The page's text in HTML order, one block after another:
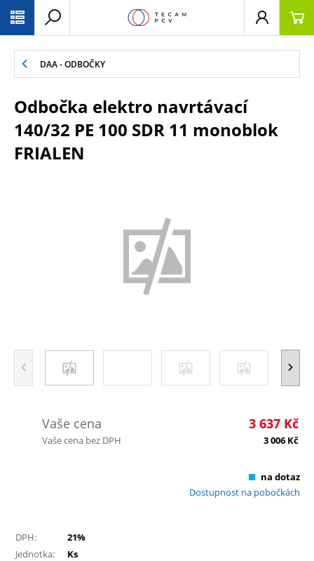
DAA - ODBOČKY
Odbočka elektro navrtávací
140/32 PE 100 SDR 11 monoblok
FRIALEN
Vaše cena 3 637 Kč
Vaše cena bez DPH 3 006 Kč
na dotaz
Dostupnost na pobočkách
DPH:
21%
Jednotka:
Ks